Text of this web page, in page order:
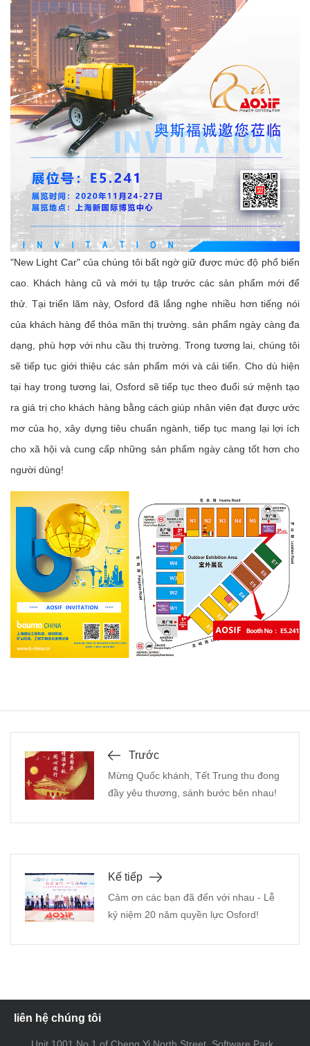
"New Light Car" của chúng tôi bất ngờ giữ được mức độ phổ biến
cao. Khách hàng cũ và mới tụ tập trước các sản phẩm mới để
thử. Tại triển lãm này, Osford đã lắng nghe nhiều hơn tiếng nói
của khách hàng để thỏa mãn thị trường. sản phẩm ngày càng đa
dạng, phù hợp với nhu cầu thị trường. Trong tương lai, chúng tôi
sẽ tiếp tục giới thiệu các sản phẩm mới và cải tiến. Cho dù hiện
tại hay trong tương lai, Osford sẽ tiếp tục theo đuổi sứ mệnh tạo
ra giá trị cho khách hàng bằng cách giúp nhân viên đạt được ước
mơ của họ, xây dựng tiêu chuẩn ngành, tiếp tục mang lại lợi ích
cho xã hội và cung cấp những sản phẩm ngày càng tốt hơn cho
người dùng!
Trước
Mừng Quốc khánh, Tết Trung thu đong
đầy yêu thương, sánh bước bên nhau!
Kế tiếp
Cảm ơn các bạn đã đến với nhau - Lễ
kỷ niệm 20 năm quyền lực Osford!
liên hệ chúng tôi
Unit 1001,No.1 of Cheng Yi North Street, Software Park